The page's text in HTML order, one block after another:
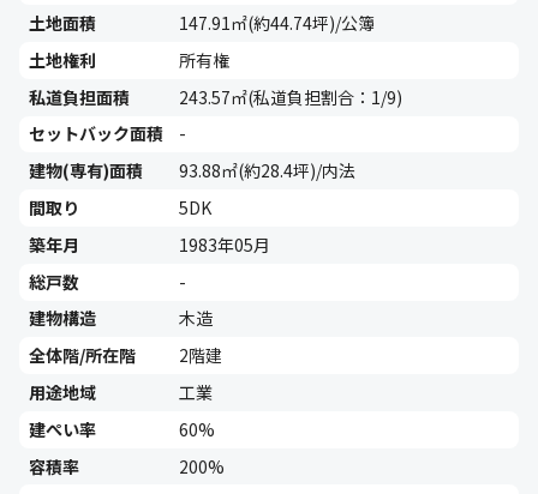
土地面積
147.91㎡(約44.74坪)/公簿
土地権利
所有権
私道負担面積
243.57㎡(私道負担割合：1/9)
セットバック面積
-
建物(専有)面積
93.88㎡(約28.4坪)/内法
間取り
5DK
築年月
1983年05月
総戸数
-
建物構造
木造
全体階/所在階
2階建
用途地域
工業
建ぺい率
60%
容積率
200%